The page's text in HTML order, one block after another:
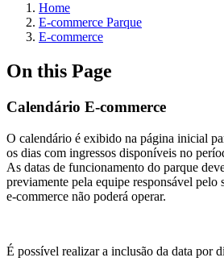
Home
E-commerce Parque
E-commerce
On this Page
Calendário E-commerce
O calendário é exibido na página inicial
os dias com ingressos disponíveis no
As datas de funcionamento do parque
previamente pela equipe responsável pelo
e-commerce não poderá operar.
É possível realizar a inclusão da data por